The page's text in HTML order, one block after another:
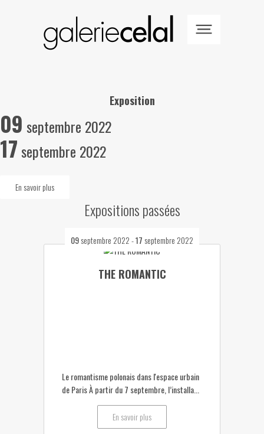
Exposition
09 septembre 2022
17septembre 2022
En savoir plus
Expositions passées
09septembre 2022-17 septembre 2022
THE ROMANTIC
Le romantisme polonais dans l'espace urbain
de Paris À partir du 7 septembre, l’installa...
En savoir plus